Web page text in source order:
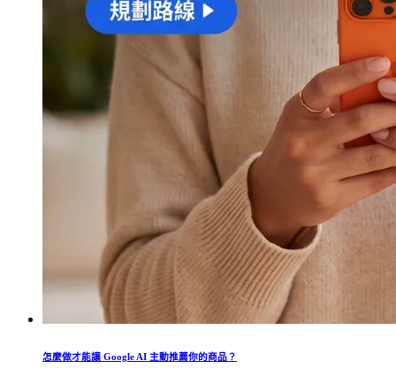
怎麼做才能讓 Google AI 主動推薦你的商品？